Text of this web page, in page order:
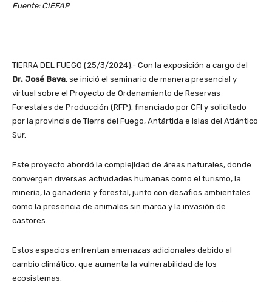
Fuente: CIEFAP
TIERRA DEL FUEGO (25/3/2024).- Con la exposición a cargo del
Dr. José Bava, se inició el seminario de manera presencial y
virtual sobre el Proyecto de Ordenamiento de Reservas
Forestales de Producción (RFP), financiado por CFI y solicitado
por la provincia de Tierra del Fuego, Antártida e Islas del Atlántico
Sur.
Este proyecto abordó la complejidad de áreas naturales, donde
convergen diversas actividades humanas como el turismo, la
minería, la ganadería y forestal, junto con desafíos ambientales
como la presencia de animales sin marca y la invasión de
castores.
Estos espacios enfrentan amenazas adicionales debido al
cambio climático, que aumenta la vulnerabilidad de los
ecosistemas.